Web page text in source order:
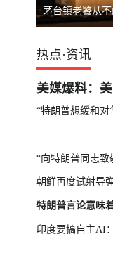
茅台镇老饕从
热点 ·资讯
美媒爆料：
“特朗普想缓和
“向特朗普同志致
朝鲜再度试射导
特朗普言论意味
印度要搞自主AI